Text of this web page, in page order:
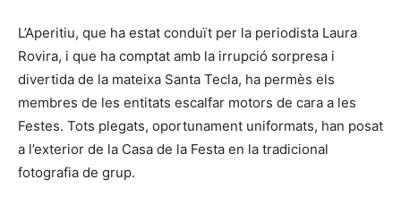
L’Aperitiu, que ha estat conduït per la periodista Laura
Rovira, i que ha comptat amb la irrupció sorpresa i
divertida de la mateixa Santa Tecla, ha permès els
membres de les entitats escalfar motors de cara a les
Festes. Tots plegats, oportunament uniformats, han posat
a l’exterior de la Casa de la Festa en la tradicional
fotografia de grup.